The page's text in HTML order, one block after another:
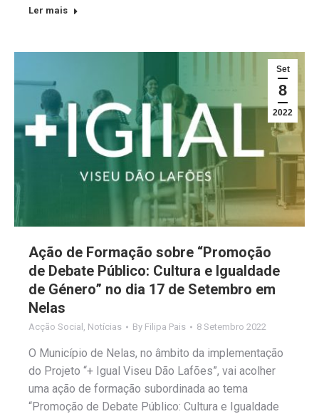
Ler mais
Set
8
2022
Ação de Formação sobre “Promoção
de Debate Público: Cultura e Igualdade
de Género” no dia 17 de Setembro em
Nelas
Acção Social Notícias By Filipa Pais 8 Setembro 2022
O Município de Nelas, no âmbito da implementação
do Projeto “+ Igual Viseu Dão Lafões”, vai acolher
uma ação de formação subordinada ao tema
“Promoção de Debate Público: Cultura e Igualdade